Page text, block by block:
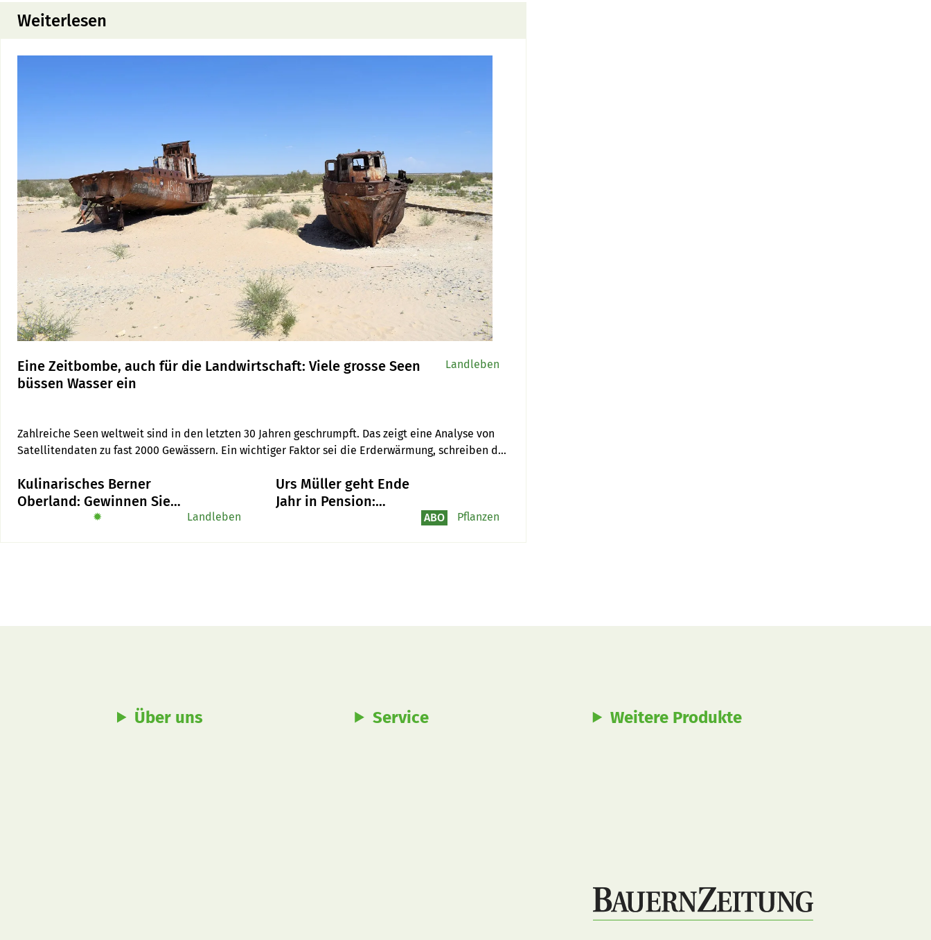
Weiterlesen
Eine Zeitbombe, auch für die Landwirtschaft: Viele grosse Seen
büssen Wasser ein
Zahlreiche Seen weltweit sind in den letzten 30 Jahren geschrumpft. Das zeigt eine Analyse von
Satellitendaten zu fast 2000 Gewässern. Ein wichtiger Faktor sei die Erderwärmung, schreiben die
Landleben
Kulinarisches Berner
Oberland: Gewinnen Sie
das Buch «Alpe-Chuchi»
✹ Landleben
Urs Müller geht Ende
Jahr in Pension:
ABO Pflanzen
Über uns Service Weitere Produkte